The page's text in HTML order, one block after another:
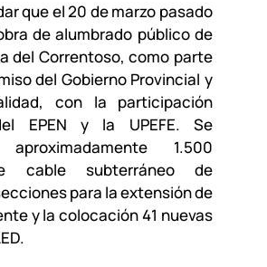
que el 20 de marzo pasado
de alumbrado público de
del Correntoso, como parte
del Gobierno Provincial y
con la participación
EPEN y la UPEFE. Se
1.500
cable subterráneo de
para la extensión de
y la colocación 41 nuevas